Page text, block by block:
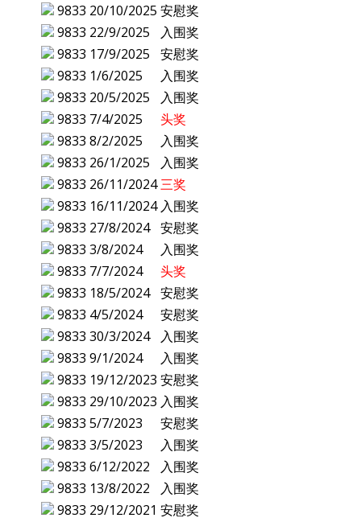
9833 20/10/2025 安慰奖
9833 22/9/2025
入围奖
9833 17/9/2025
安慰奖
9833 1/6/2025
入围奖
9833 20/5/2025
入围奖
9833 7/4/2025
头奖
9833 8/2/2025
入围奖
9833 26/1/2025
入围奖
9833 26/11/2024三奖
9833 16/11/2024 入围奖
9833 27/8/2024 安慰奖
9833 3/8/2024
入围奖
9833 7/7/2024
头奖
9833 18/5/2024 安慰奖
9833 4/5/2024
安慰奖
9833 30/3/2024
入围奖
9833 9/1/2024
入围奖
9833 19/12/2023 安慰奖
9833 29/10/2023 入围奖
9833 5/7/2023
安慰奖
9833 3/5/2023
入围奖
9833 6/12/2022
入围奖
9833 13/8/2022
入围奖
9833 29/12/2021 安慰奖